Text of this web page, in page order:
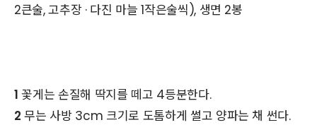
2큰술, 고추장 · 다진 마늘 1작은술씩), 생면 2봉
1 꽃게는 손질해 딱지를 떼고 4등분한다.
2 무는 사방 3cm 크기로 도톰하게 썰고 양파는 채 썬다.